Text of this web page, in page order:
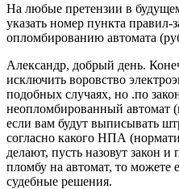
На любые претензии в
указать номер пункта правил-
опломбированию автомата
Александр, добрый день.
исключить воровство
подобных случаях, но .по
неопломбированный автомат
если вам будут выписывать
согласно какого НПА
делают, пусть назовут закон
пломбу на автомат, то можете
судебные решения.